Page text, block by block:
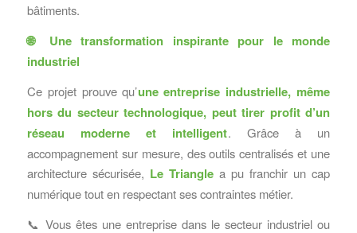
bâtiments.
🌐
Une transformation inspirante pour le monde
industriel
Ce projet prouve qu’une entreprise industrielle, même
hors du secteur technologique, peut tirer profit d’un
réseau moderne et intelligent. Grâce à un
accompagnement sur mesure, des outils centralisés et une
architecture sécurisée, Le Trianglea pu franchir un cap
numérique tout en respectant ses contraintes métier.
📞 Vous êtes une entreprise dans le secteur industriel ou